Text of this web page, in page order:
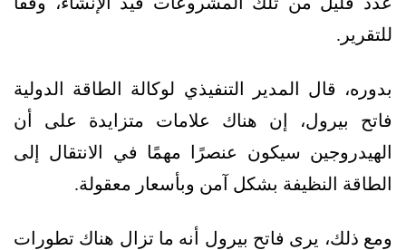
للتقرير.
بدوره، قال المدير التنفيذي لوكالة الطاقة الدولية
فاتح بيرول، إن هناك علامات متزايدة على أن
الهيدروجين سيكون عنصرًا مهمًا في الانتقال إلى
الطاقة النظيفة بشكل آمن وبأسعار معقولة.
ومع ذلك، يرى فاتح بيرول أنه ما تزال هناك تطورات